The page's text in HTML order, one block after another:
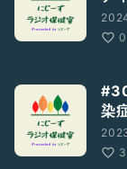
0
染
3